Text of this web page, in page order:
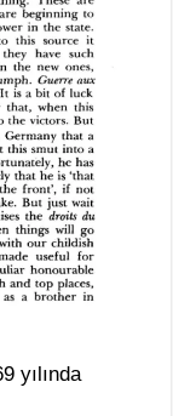
yılında